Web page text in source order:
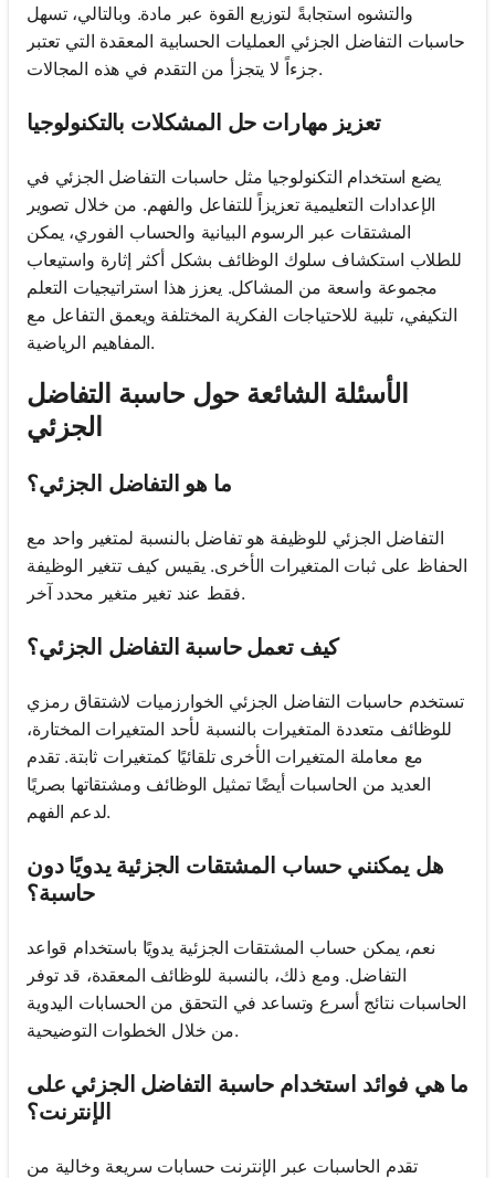
والتشوه استجابةً لتوزيع القوة عبر مادة. وبالتالي، تسهل
حاسبات التفاضل الجزئي العمليات الحسابية المعقدة التي تعتبر
جزءاً لا يتجزأ من التقدم في هذه المجالات.
تعزيز مهارات حل المشكلات بالتكنولوجيا
يضع استخدام التكنولوجيا مثل حاسبات التفاضل الجزئي في
الإعدادات التعليمية تعزيزاً للتفاعل والفهم. من خلال تصوير
المشتقات عبر الرسوم البيانية والحساب الفوري، يمكن
للطلاب استكشاف سلوك الوظائف بشكل أكثر إثارة واستيعاب
مجموعة واسعة من المشاكل. يعزز هذا استراتيجيات التعلم
التكيفي، تلبية للاحتياجات الفكرية المختلفة ويعمق التفاعل مع
المفاهيم الرياضية.
الأسئلة الشائعة حول حاسبة التفاضل
الجزئي
ما هو التفاضل الجزئي؟
التفاضل الجزئي للوظيفة هو تفاضل بالنسبة لمتغير واحد مع
الحفاظ على ثبات المتغيرات الأخرى. يقيس كيف تتغير الوظيفة
فقط عند تغير متغير محدد آخر.
كيف تعمل حاسبة التفاضل الجزئي؟
تستخدم حاسبات التفاضل الجزئي الخوارزميات لاشتقاق رمزي
للوظائف متعددة المتغيرات بالنسبة لأحد المتغيرات المختارة،
مع معاملة المتغيرات الأخرى تلقائيًا كمتغيرات ثابتة. تقدم
العديد من الحاسبات أيضًا تمثيل الوظائف ومشتقاتها بصريًا
لدعم الفهم.
هل يمكنني حساب المشتقات الجزئية يدويًا دون
حاسبة؟
نعم، يمكن حساب المشتقات الجزئية يدويًا باستخدام قواعد
التفاضل. ومع ذلك، بالنسبة للوظائف المعقدة، قد توفر
الحاسبات نتائج أسرع وتساعد في التحقق من الحسابات اليدوية
من خلال الخطوات التوضيحية.
ما هي فوائد استخدام حاسبة التفاضل الجزئي على
الإنترنت؟
تقدم الحاسبات عبر الإنترنت حسابات سريعة وخالية من